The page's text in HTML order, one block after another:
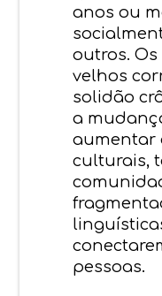
anos ou
outros.
velhos
solidão
a
aumentar
culturais,
pessoas.